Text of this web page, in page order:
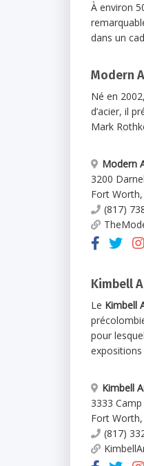
À environ
dans un
Modern
Né en
d’acier, il
Mark
Modern
3200
Fort Worth,
(817)
Kimbell
Le Kimbell
pour
expositions
Kimbell
3333
Fort Worth,
(817)